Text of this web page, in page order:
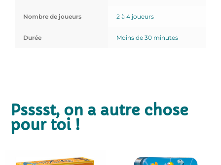
Nombre de joueurs 2 à 4 joueurs
Durée Moins de 30 minutes
Psssst, on a autre chose
pour toi !